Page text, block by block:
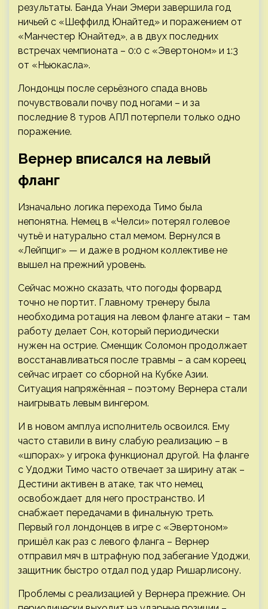
результаты. Банда Унаи Эмери завершила год
ничьей с «Шеффилд Юнайтед» и поражением от
«Манчестер Юнайтед», а в двух последних
встречах чемпионата – 0:0 с «Эвертоном» и 1:3
от «Ньюкасла».
Лондонцы после серьёзного спада вновь
почувствовали почву под ногами – и за
последние 8 туров АПЛ потерпели только одно
поражение.
Вернер вписался на левый
фланг
Изначально логика перехода Тимо была
непонятна. Немец в «Челси» потерял голевое
чутьё и натурально стал мемом. Вернулся в
«Лейпциг» — и даже в родном коллективе не
вышел на прежний уровень.
Сейчас можно сказать, что погоды форвард
точно не портит. Главному тренеру была
необходима ротация на левом фланге атаки – там
работу делает Сон, который периодически
нужен на острие. Сменщик Соломон продолжает
восстанавливаться после травмы – а сам кореец
сейчас играет со сборной на Кубке Азии.
Ситуация напряжённая – поэтому Вернера стали
наигрывать левым вингером.
И в новом амплуа исполнитель освоился. Ему
часто ставили в вину слабую реализацию – в
«шпорах» у игрока функционал другой. На фланге
с Удоджи Тимо часто отвечает за ширину атак –
Дестини активен в атаке, так что немец
освобождает для него пространство. И
снабжает передачами в финальную треть.
Первый гол лондонцев в игре с «Эвертоном»
пришёл как раз с левого фланга – Вернер
отправил мяч в штрафную под забегание Удоджи,
защитник быстро отдал под удар Ришарлисону.
Проблемы с реализацией у Вернера прежние. Он